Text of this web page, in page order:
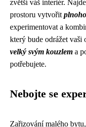
zvětší váš interiér.
prostoru vytvořit
experimentovat a
který bude odrážet vaši
velký svým kouzlem a
potřebujete.
Nebojte se
Zařizování malého